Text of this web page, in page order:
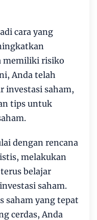
cara yang
memiliki risiko
Anda telah
investasi saham,
tips untuk
dengan rencana
melakukan
belajar
saham.
saham yang tepat
cerdas, Anda